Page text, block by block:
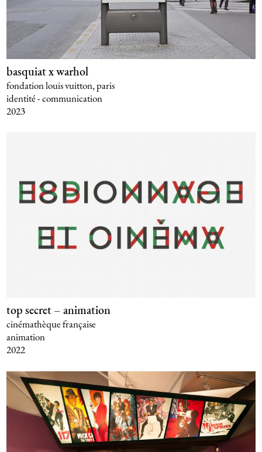
basquiat x warhol
fondation louis vuitton, paris
identité - communication
2023
top secret – animation
cinémathèque française
animation
2022